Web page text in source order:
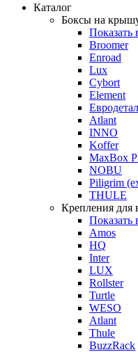
Каталог
Боксы на
Показать
Broomer
Enroad
Lux
Cybort
Element
Atlant
INNO
Koffer
MaxBox
NOBU
Piligrim
THULE
Крепления для
Показать
Amos
HQ
Inter
LUX
Rollster
Turtle
WESO
Atlant
Thule
BuzzRack